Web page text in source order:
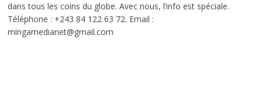
dans tous les coins du globe. Avec nous, l’info est spéciale.
Téléphone : +243 84 122 63 72. Email :
mingamedianet@gmail.com